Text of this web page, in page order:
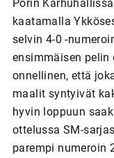
Porin
kaatamalla
selvin 4-0 -
ensimmäisen
onnellinen, että
maalit syntyivät
hyvin loppuun
ottelussa SM-
parempi numeroin